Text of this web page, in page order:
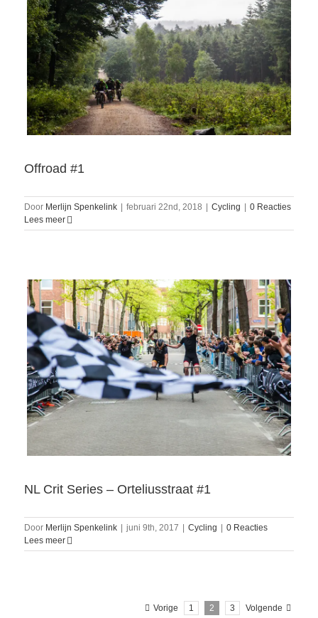
Offroad #1
Door Merlijn Spenkelink | februari 22nd, 2018 | Cycling | 0 Reacties
Lees meer
NL Crit Series – Orteliusstraat #1
Door Merlijn Spenkelink | juni 9th, 2017 | Cycling | 0 Reacties
Lees meer
Vorige 1 2 3 Volgende